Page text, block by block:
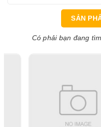
SẢN
Có phải bạn đang